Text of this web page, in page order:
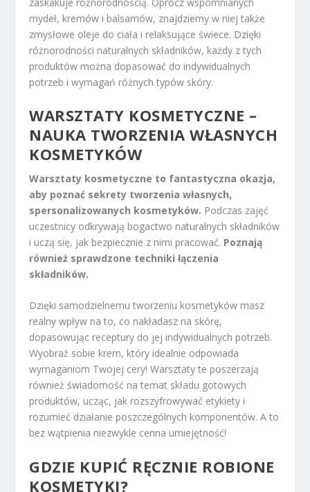
mydeł, kremów i balsamów, znajdziemy w niej także
zmysłowe oleje do ciała i relaksujące świece. Dzięki
różnorodności naturalnych składników, każdy z tych
produktów można dopasować do indywidualnych
potrzeb i wymagań różnych typów skóry.
WARSZTATY KOSMETYCZNE –
NAUKA TWORZENIA WŁASNYCH
KOSMETYKÓW
Warsztaty kosmetyczne to fantastyczna okazja,
aby poznać sekrety tworzenia własnych,
spersonalizowanych kosmetyków. Podczas zajęć
uczestnicy odkrywają bogactwo naturalnych składników
i uczą się, jak bezpiecznie z nimi pracować. Poznają
również sprawdzone techniki łączenia
składników.
Dzięki samodzielnemu tworzeniu kosmetyków masz
realny wpływ na to, co nakładasz na skórę,
dopasowując receptury do jej indywidualnych potrzeb.
Wyobraź sobie krem, który idealnie odpowiada
wymaganiom Twojej cery! Warsztaty te poszerzają
również świadomość na temat składu gotowych
produktów, ucząc, jak rozszyfrowywać etykiety i
rozumieć działanie poszczególnych komponentów. A to
bez wątpienia niezwykle cenna umiejętność!
GDZIE KUPIĆ RĘCZNIE ROBIONE
KOSMETYKI?